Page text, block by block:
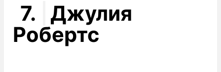
7.
Джулия
Робертс